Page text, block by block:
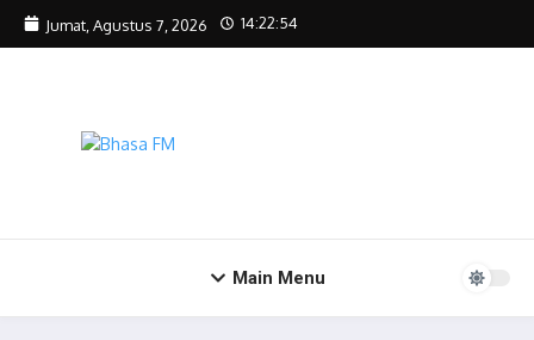
Lewati ke konten
Jumat, Agustus 7, 2026 14:22:54
Main Menu